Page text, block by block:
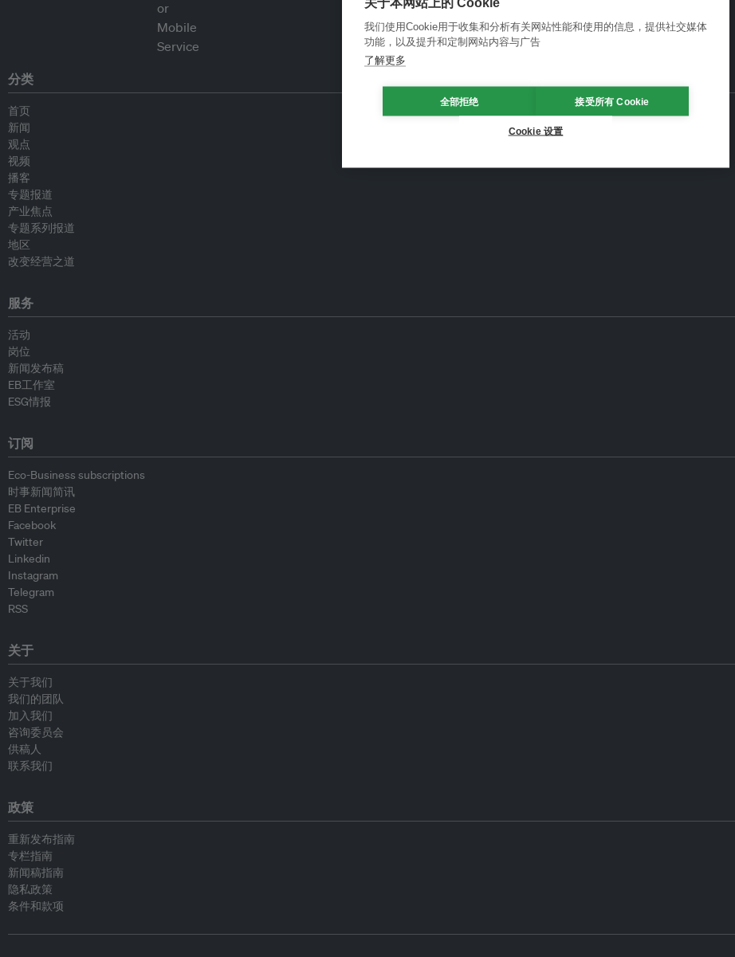
分类
首页
新闻
观点
视频
播客
专题报道
产业焦点
专题系列报道
地区
改变经营之道
服务
活动
岗位
新闻发布稿
EB工作室
ESG情报
订阅
Eco-Business subscriptions
时事新闻简讯
EB Enterprise
Facebook
Twitter
Linkedin
Instagram
Telegram
RSS
关于
关于我们
我们的团队
加入我们
咨询委员会
供稿人
联系我们
政策
重新发布指南
专栏指南
新闻稿指南
隐私政策
条件和款项
我们使用Cookie用于收集和分析有关网站性能和使用的信息，提供社交媒体
功能，以及提升和定制网站内容与广告
了解更多
全部拒绝 接受所有 Cookie
Cookie 设置